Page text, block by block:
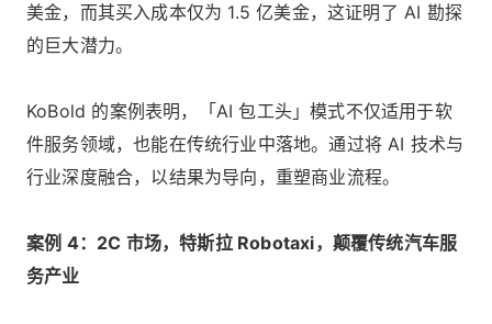
美金，而其买入成本仅为 1.5 亿美金，这证明了 AI 勘探
的巨大潜力。
KoBold 的案例表明，「AI 包工头」模式不仅适用于软
件服务领域，也能在传统行业中落地。通过将 AI 技术与
行业深度融合，以结果为导向，重塑商业流程。
案例 4：2C 市场，特斯拉 Robotaxi，颠覆传统汽车服
务产业